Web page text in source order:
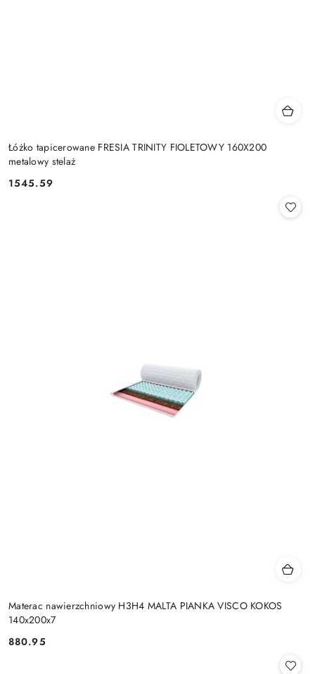
Łóżko tapicerowane FRESIA TRINITY FIOLETOWY 160X200
metalowy stelaż
Cena:
1545.59
Materac nawierzchniowy H3H4 MALTA PIANKA VISCO KOKOS
140x200x7
Cena:
880.95